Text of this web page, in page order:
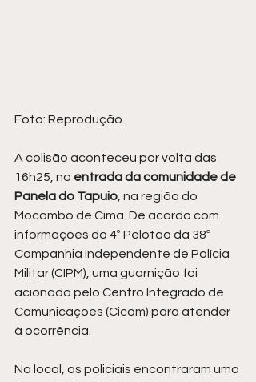
Foto: Reprodução.
A colisão aconteceu por volta das
16h25, na entrada da comunidade de
Panela do Tapuio , na região do
Mocambo de Cima. De acordo com
informações do 4º Pelotão da 38ª
Companhia Independente de Polícia
Militar (CIPM), uma guarnição foi
acionada pelo Centro Integrado de
Comunicações (Cicom) para atender
à ocorrência.
No local, os policiais encontraram uma